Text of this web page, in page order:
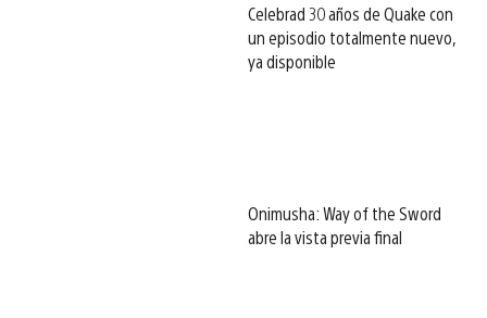
Celebrad 30 años de Quake con
un episodio totalmente nuevo,
ya disponible
Onimusha: Way of the Sword
abre la vista previa final